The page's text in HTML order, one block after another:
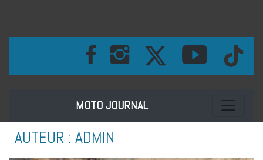
MOTO JOURNAL Toggle
AUTEUR : ADMIN